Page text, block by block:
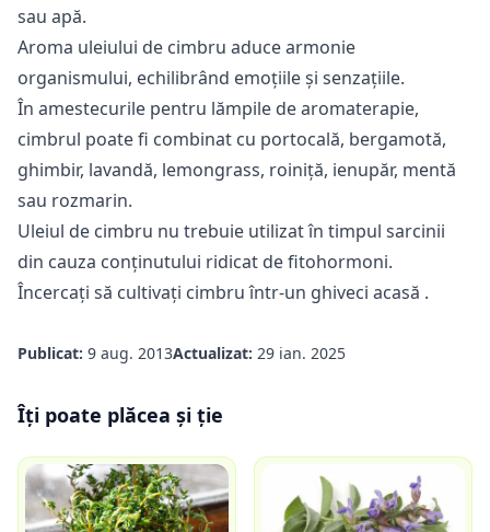
sau apă.
Aroma uleiului de cimbru aduce armonie
organismului, echilibrând emoțiile și senzațiile.
În amestecurile pentru lămpile de aromaterapie,
cimbrul poate fi combinat cu portocală, bergamotă,
ghimbir, lavandă, lemongrass, roiniță, ienupăr, mentă
sau rozmarin.
Uleiul de cimbru nu trebuie utilizat în timpul sarcinii
din cauza conținutului ridicat de fitohormoni.
Încercați să cultivați cimbru într-un ghiveci acasă .
Publicat: 9 aug. 2013Actualizat: 29 ian. 2025
Îți poate plăcea și ție